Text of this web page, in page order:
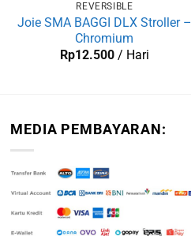
REVERSIBLE
Joie SMA BAGGI DLX Stroller –
Chromium
Rp12.500 / Hari
MEDIA PEMBAYARAN: